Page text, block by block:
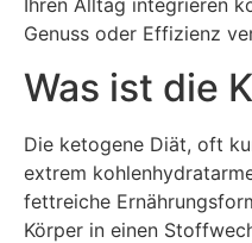
Ihren Alltag integrieren
Genuss oder Effizienz
Was ist die
Die ketogene Diät, oft
extrem
fettreiche
Körper in einen